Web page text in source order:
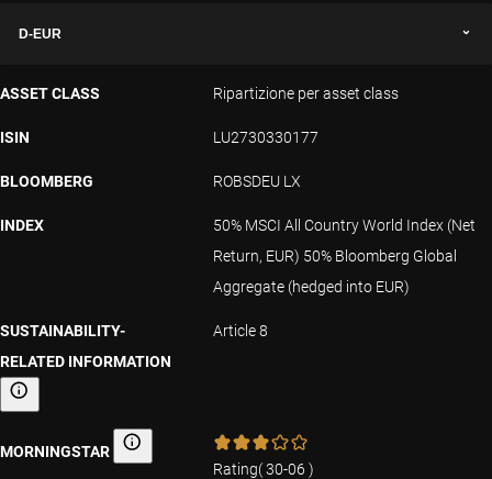
D-EUR
ASSET CLASS Ripartizione per asset class
ISIN LU2730330177
BLOOMBERG ROBSDEU LX
INDEX
50% MSCI All Country World Index (Net
Return, EUR) 50% Bloomberg Global
Aggregate (hedged into EUR)
SUSTAINABILITY-
RELATED INFORMATION
Sustainability-related information
Article 8
MORNINGSTAR Morningstar
Rating(30-06 )